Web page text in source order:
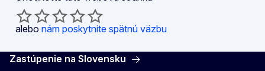
alebo nám poskytnite spätnú väzbu
Zastúpenie na Slovensku